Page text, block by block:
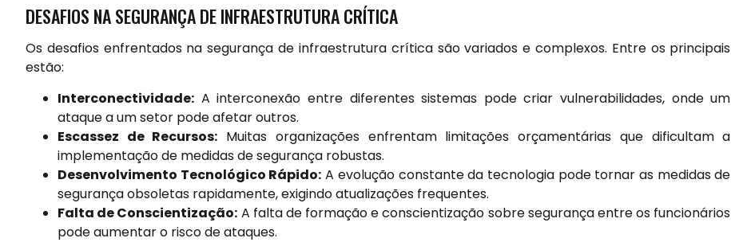
DESAFIOS NA SEGURANÇA DE INFRAESTRUTURA CRÍTICA
Os desafios enfrentados na segurança de infraestrutura crítica são variados e complexos. Entre os principais
estão:
Interconectividade: A interconexão entre diferentes sistemas pode criar vulnerabilidades, onde um
ataque a um setor pode afetar outros.
Escassez de Recursos: Muitas organizações enfrentam limitações orçamentárias que dificultam a
implementação de medidas de segurança robustas.
Desenvolvimento Tecnológico Rápido: A evolução constante da tecnologia pode tornar as medidas de
segurança obsoletas rapidamente, exigindo atualizações frequentes.
Falta de Conscientização: A falta de formação e conscientização sobre segurança entre os funcionários
pode aumentar o risco de ataques.